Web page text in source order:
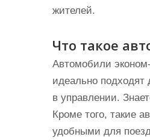
жителей.
Что такое
Автомобили
идеально подходят
в управлении.
Кроме того, такие
удобными для